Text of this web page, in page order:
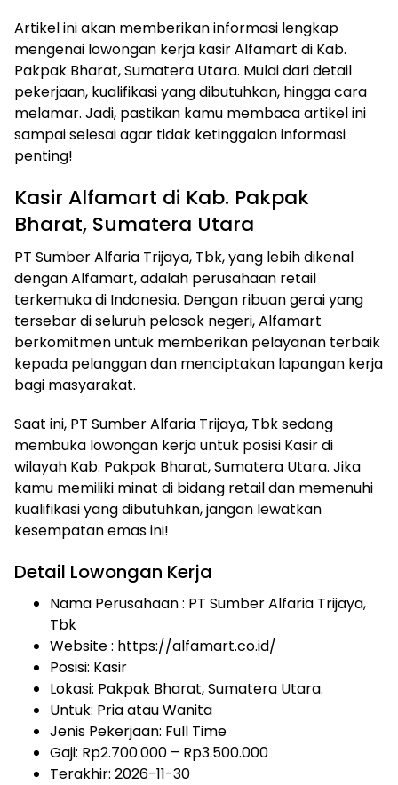
Artikel ini akan memberikan informasi lengkap
mengenai lowongan kerja kasir Alfamart di Kab.
Pakpak Bharat, Sumatera Utara. Mulai dari detail
pekerjaan, kualifikasi yang dibutuhkan, hingga cara
melamar. Jadi, pastikan kamu membaca artikel ini
sampai selesai agar tidak ketinggalan informasi
penting!
Kasir Alfamart di Kab. Pakpak
Bharat, Sumatera Utara
PT Sumber Alfaria Trijaya, Tbk, yang lebih dikenal
dengan Alfamart, adalah perusahaan retail
terkemuka di Indonesia. Dengan ribuan gerai yang
tersebar di seluruh pelosok negeri, Alfamart
berkomitmen untuk memberikan pelayanan terbaik
kepada pelanggan dan menciptakan lapangan kerja
bagi masyarakat.
Saat ini, PT Sumber Alfaria Trijaya, Tbk sedang
membuka lowongan kerja untuk posisi Kasir di
wilayah Kab. Pakpak Bharat, Sumatera Utara. Jika
kamu memiliki minat di bidang retail dan memenuhi
kualifikasi yang dibutuhkan, jangan lewatkan
kesempatan emas ini!
Detail Lowongan Kerja
Nama Perusahaan : PT Sumber Alfaria Trijaya,
Tbk
Website : https://alfamart.co.id/
Posisi: Kasir
Lokasi: Pakpak Bharat, Sumatera Utara.
Untuk: Pria atau Wanita
Jenis Pekerjaan: Full Time
Gaji: Rp2.700.000 – Rp3.500.000
Terakhir: 2026-11-30